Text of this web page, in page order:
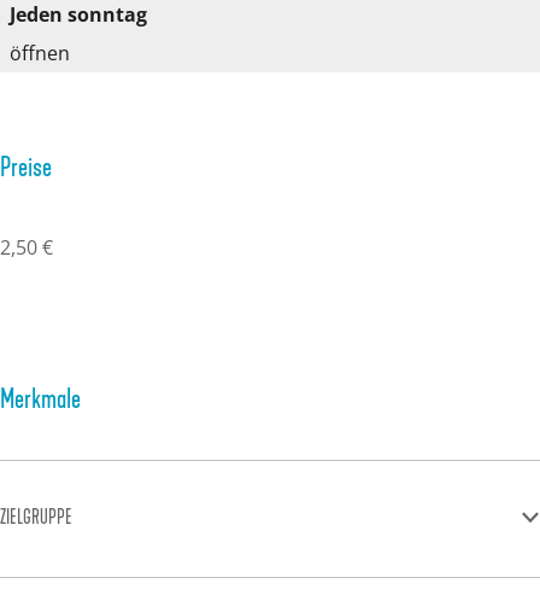
Jeden sonntag
öffnen
Preise
2,50 €
Merkmale
ZIELGRUPPE